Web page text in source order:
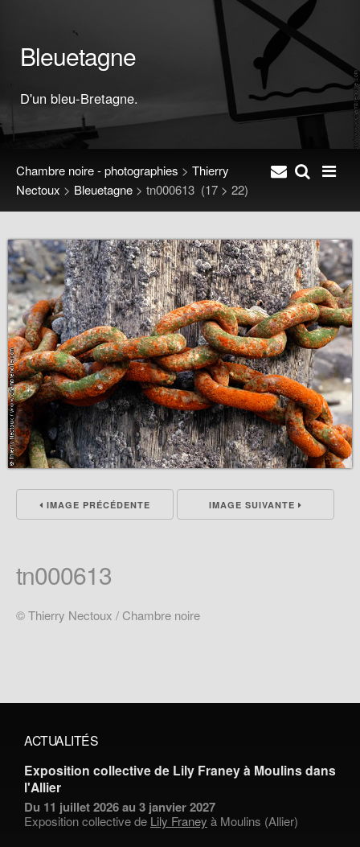
Bleuetagne
D'un bleu-Bretagne.
Chambre noire - photographies > Thierry
Nectoux > Bleuetagne > tn000613 (17 > 22)
IMAGE PRÉCÉDENTE IMAGE SUIVANTE
tn000613
© Thierry Nectoux / Chambre noire
ACTUALITÉS
Exposition collective de Lily Franey à Moulins dans
l'Allier
Du 11 juillet 2026 au 3 janvier 2027
Exposition collective de Lily Franey à Moulins (Allier)